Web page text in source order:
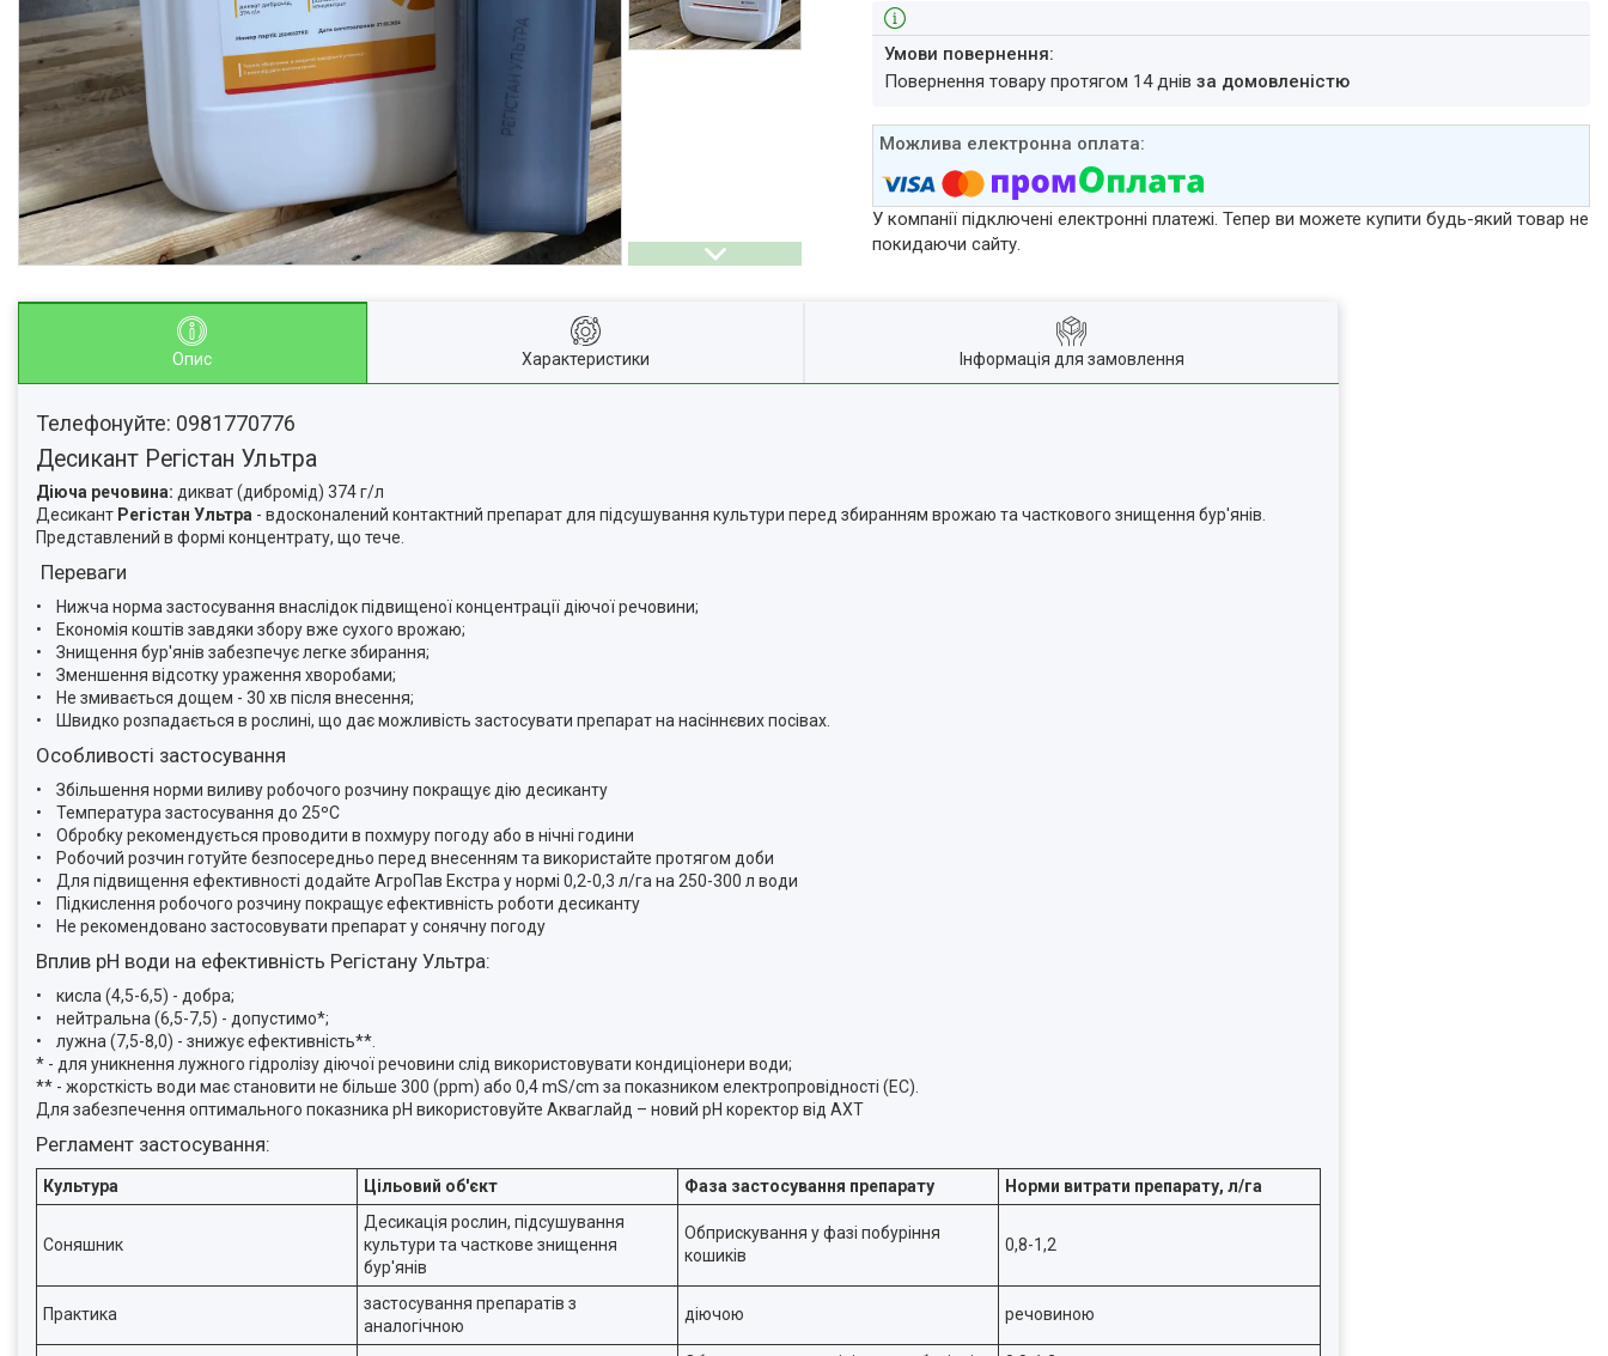
повернення товару протягом 14 днівза домовленістю
У компанії підключені електронні платежі. Тепер ви можете купити будь-який товар не
покидаючи сайту.
Опис Характеристики Інформація для замовлення
Телефонуйте: 0981770776
Десикант Регістан Ультра
Діюча речовина: дикват (дибромід) 374 г/л
Десикант Регістан Ультра - вдосконалений контактний препарат для підсушування культури перед збиранням врожаю та часткового знищення бур'янів.
Представлений в формі концентрату, що тече.
Переваги
• Нижча норма застосування внаслідок підвищеної концентрації діючої речовини;
• Економія коштів завдяки збору вже сухого врожаю;
• Знищення бур'янів забезпечує легке збирання;
• Зменшення відсотку ураження хворобами;
• Не змивається дощем - 30 хв після внесення;
• Швидко розпадається в рослині, що дає можливість застосувати препарат на насіннєвих посівах.
Особливості застосування
• Збільшення норми виливу робочого розчину покращує дію десиканту
• Температура застосування до 25ºС
• Обробку рекомендується проводити в похмуру погоду або в нічні години
• Робочий розчин готуйте безпосередньо перед внесенням та використайте протягом доби
• Для підвищення ефективності додайте АгроПав Екстра у нормі 0,2-0,3 л/га на 250-300 л води
• Підкислення робочого розчину покращує ефективність роботи десиканту
• Не рекомендовано застосовувати препарат у сонячну погоду
Вплив pH води на ефективність Регістану Ультра:
• кисла (4,5-6,5) - добра;
• нейтральна (6,5-7,5) - допустимо*;
• лужна (7,5-8,0) - знижує ефективність**.
* - для уникнення лужного гідролізу діючої речовини слід використовувати кондиціонери води;
** - жорсткість води має становити не більше 300 (ppm) або 0,4 mS/cm за показником електропровідності (ЕС).
Для забезпечення оптимального показника pH використовуйте Акваглайд – новий pH коректор від АХТ
Регламент застосування:
Культура Цільовий об'єкт Фаза застосування препарату Норми витрати препарату, л/га
Соняшник
Десикація рослин, підсушування
культури та часткове знищення
бур'янів
Обприскування у фазі побуріння
кошиків
0,8-1,2
Практика
застосування препаратів з
аналогічною
діючою речовиною